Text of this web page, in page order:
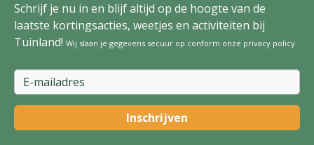
Schrijf je nu in en blijf altijd op de hoogte van de
laatste kortingsacties, weetjes en activiteiten bij
Tuinland! Wij slaan je gegevens secuur op conform onze privacy policy.